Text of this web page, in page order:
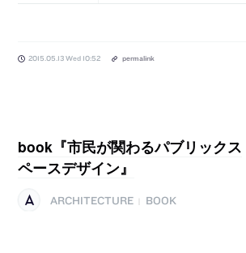
2015.05.13 Wed 10:52 permalink
book『市民が関わるパブリックス
ペースデザイン』
ARCHITECTURE BOOK